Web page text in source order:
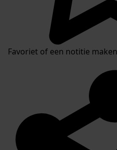
Favoriet of een notitie maken